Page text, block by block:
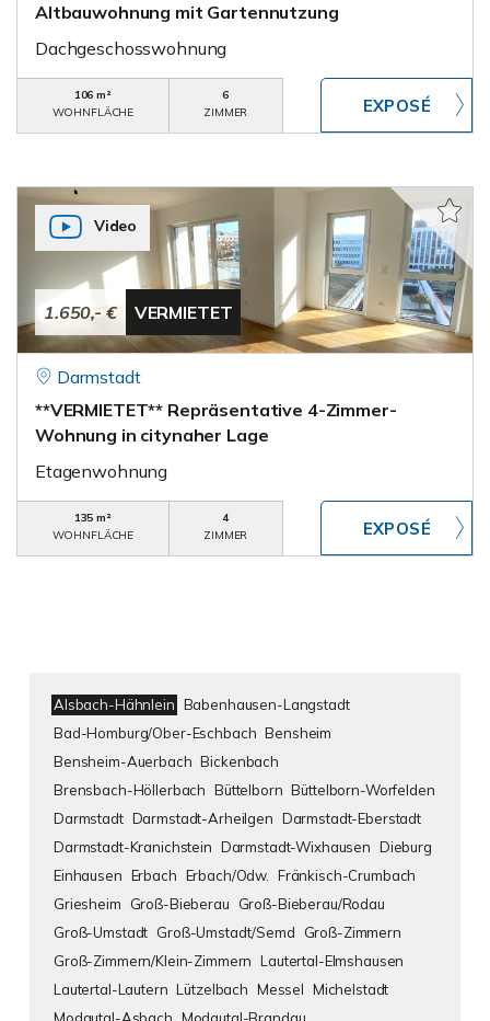
Altbauwohnung mit Gartennutzung
Dachgeschosswohnung
106 m²
WOHNFLÄCHE
6
ZIMMER
1.650,- € VERMIETET
Video
Darmstadt
**VERMIETET** Repräsentative 4-Zimmer-
Wohnung in citynaher Lage
Etagenwohnung
135 m²
WOHNFLÄCHE
4
ZIMMER
Alsbach-Hähnlein Babenhausen-Langstadt
Bad-Homburg/Ober-Eschbach Bensheim
Bensheim-Auerbach Bickenbach
Brensbach-Höllerbach Büttelborn Büttelborn-Worfelden
Darmstadt Darmstadt-Arheilgen Darmstadt-Eberstadt
Darmstadt-Kranichstein Darmstadt-Wixhausen Dieburg
Einhausen Erbach Erbach/Odw.
Fränkisch-Crumbach
Griesheim
Groß-Bieberau
Groß-Bieberau/Rodau
Groß-Umstadt Groß-Umstadt/Semd
Groß-Zimmern
Groß-Zimmern/Klein-Zimmern Lautertal-Elmshausen
Lautertal-Lautern Lützelbach Messel Michelstadt